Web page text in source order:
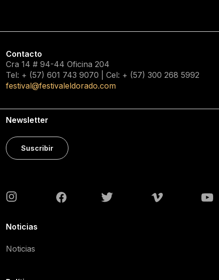
Contacto
Cra 14 # 94-44 Oficina 204
Tel: + (57) 601 743 9070 | Cel: + (57) 300 268 5992
festival@festivaleldorado.com
Newsletter
Suscribir
Noticias
Noticias